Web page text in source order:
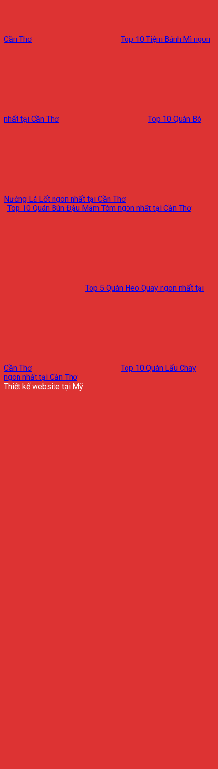
Cần Thơ Top 10 Tiệm Bánh Mì ngon
nhất tại Cần Thơ Top 10 Quán Bò
Nướng Lá Lốt ngon nhất tại Cần Thơ
Top 10 Quán Bún Đậu Mắm Tôm ngon nhất tại Cần Thơ
Top 5 Quán Heo Quay ngon nhất tại
Cần Thơ
Top 10 Quán Lẩu Chay
ngon nhất tại Cần Thơ
Thiết kế website tại Mỹ